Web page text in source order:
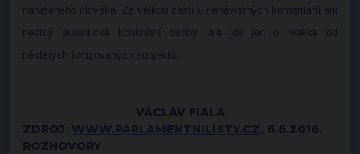
narušeného člověka. Za velkou částí u nenávistných komentářů ani
nestojí autentické konkrétní osoby, ale jde jen o reakce od
některých kritizovaných subjektů.
VÁCLAV FIALA
ZDROJ:
, 6.6.2016,
ROZHOVORY